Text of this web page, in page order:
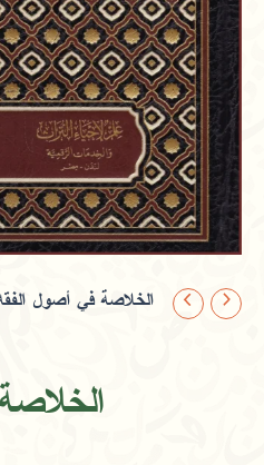
/ الخلاصة في أصول